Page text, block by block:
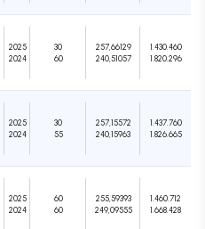
2025
2024
30
60
257,66129
240,51057
1.430.460
1.820.296
2025
2024
30
55
257,15572
240,15963
1.437.760
1.826.665
2025
2024
60
60
255,59393
249,09555
1.460.712
1.668.428